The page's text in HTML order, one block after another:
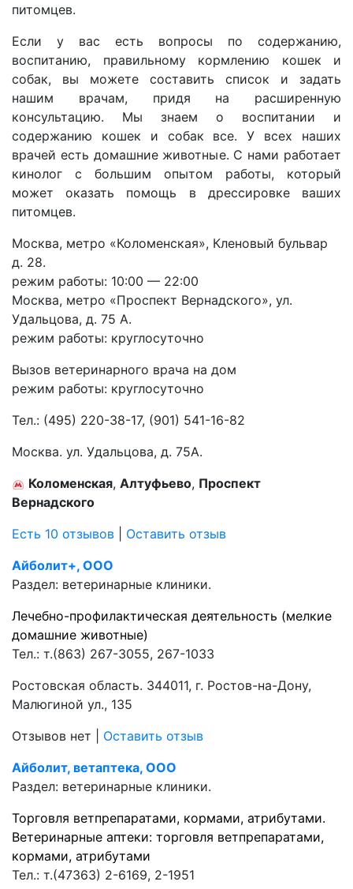
питомцев.
Если у вас есть вопросы по содержанию,
воспитанию, правильному кормлению кошек и
собак, вы можете составить список и задать
нашим врачам, придя на расширенную
консультацию. Мы знаем о воспитании и
содержанию кошек и собак все. У всех наших
врачей есть домашние животные. С нами работает
кинолог с большим опытом работы, который
может оказать помощь в дрессировке ваших
питомцев.
Москва, метро «Коломенская», Кленовый бульвар
д. 28.
режим работы: 10:00 — 22:00
Москва, метро «Проспект Вернадского», ул.
Удальцова, д. 75 А.
режим работы: круглосуточно
Вызов ветеринарного врача на дом
режим работы: круглосуточно
Тел.: (495) 220-38-17, (901) 541-16-82
Москва. ул. Удальцова, д. 75А.
Коломенская, Алтуфьево, Проспект
Вернадского
Есть 10 отзывов
Оставить отзыв
Айболит+, ООО
Раздел: ветеринарные клиники.
Лечебно-профилактическая деятельность (мелкие
домашние животные)
Тел.: т.(863) 267-3055, 267-1033
Ростовская область. 344011, г. Ростов-на-Дону,
Малюгиной ул., 135
Отзывов нет
Оставить отзыв
Айболит, ветаптека, ООО
Раздел: ветеринарные клиники.
Торговля ветпрепаратами, кормами, атрибутами.
Ветеринарные аптеки: торговля ветпрепаратами,
кормами, атрибутами
Тел.: т.(47363) 2-6169, 2-1951